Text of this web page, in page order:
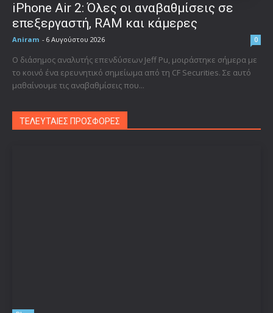
iPhone Air 2: Όλες οι αναβαθμίσεις σε
επεξεργαστή, RAM και κάμερες
Aniram - 6 Αυγούστου 2026 0
Ο διάσημος αναλυτής επενδύσεων Jeff Pu, μοιράστηκε σήμερα με
το κοινό ένα ερευνητικό σημείωμα από τη CF Securities. Σε αυτό
μαθαίνουμε τις αναβαθμίσεις που...
ΤΕΛΕΥΤΑΙΕΣ ΠΡΟΣΦΟΡΕΣ